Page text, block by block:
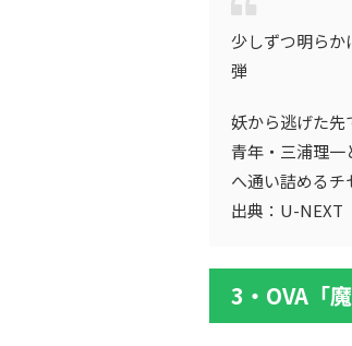
少しずつ明らか
弾
妖から逃げた先
青年・三浦理一
へ通い詰める
出典：U-NEXT
3・OVA「